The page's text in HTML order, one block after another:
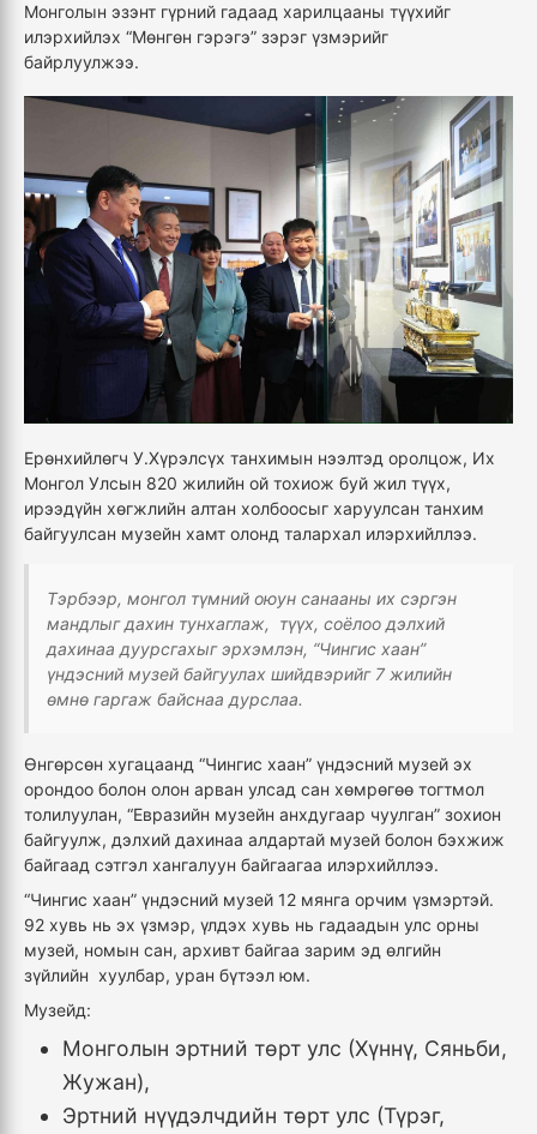
Монголын эзэнт гүрний гадаад харилцааны түүхийг
илэрхийлэх “Мөнгөн гэрэгэ” зэрэг үзмэрийг
байрлуулжээ.
Ерөнхийлөгч У.Хүрэлсүх танхимын нээлтэд оролцож, Их
Монгол Улсын 820 жилийн ой тохиож буй жил түүх,
ирээдүйн хөгжлийн алтан холбоосыг харуулсан танхим
байгуулсан музейн хамт олонд талархал илэрхийллээ.
Тэрбээр, монгол түмний оюун санааны их сэргэн
мандлыг дахин тунхаглаж, түүх, соёлоо дэлхий
дахинаа дуурсгахыг эрхэмлэн, “Чингис хаан”
үндэсний музей байгуулах шийдвэрийг 7 жилийн
өмнө гаргаж байснаа дурслаа.
Өнгөрсөн хугацаанд “Чингис хаан” үндэсний музей эх
орондоо болон олон арван улсад сан хөмрөгөө тогтмол
толилуулан, “Евразийн музейн анхдугаар чуулган” зохион
байгуулж, дэлхий дахинаа алдартай музей болон бэхжиж
байгаад сэтгэл хангалуун байгаагаа илэрхийллээ.
“Чингис хаан” үндэсний музей 12 мянга орчим үзмэртэй.
92 хувь нь эх үзмэр, үлдэх хувь нь гадаадын улс орны
музей, номын сан, архивт байгаа зарим эд өлгийн
зүйлийн хуулбар, уран бүтээл юм.
Музейд:
Монголын эртний төрт улс (Хүннү, Сяньби,
Жужан),
Эртний нүүдэлчдийн төрт улс (Түрэг,